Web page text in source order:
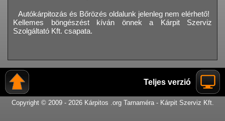
Autókárpitozás és Bőrözés oldalunk jelenleg nem elérhető!
Kellemes böngészést kíván önnek a Kárpit Szerviz
Szolgáltató Kft. csapata.
Teljes verzió
Copyright © 2009 - 2026 Kárpitos .org Tarnaméra - Kárpit Szerviz Kft.